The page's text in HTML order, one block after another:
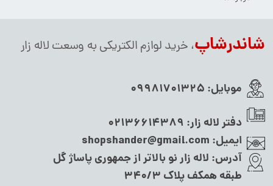
شاندرشاپ، خرید لوازم الکتریکی به وسعت لاله زار
موبایل: 09981701325
دفتر لاله زار: 02136614389
ایمیل: shopshander@gmail.com
آدرس: لاله زار نو بالاتر از جمهوری پاساژ گل
طبقه همکف پلاک ۳۴۰/۳